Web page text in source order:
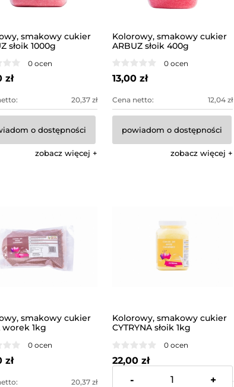
smakowy cukier
słoik 1000g
0 ocen
zł
20,37 zł
o dostępności
zobacz więcej
Kolorowy, smakowy cukier
ARBUZ słoik 400g
0 ocen
13,00 zł
Cena netto: 12,04 zł
powiadom o dostępności
zobacz więcej
smakowy cukier
worek 1kg
0 ocen
zł
20,37 zł
Kolorowy, smakowy cukier
CYTRYNA słoik 1kg
0 ocen
22,00 zł
Cena netto: 20,37 zł
- +